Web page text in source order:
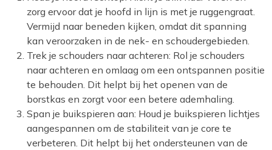
zorg ervoor dat je hoofd in lijn is met je ruggengraat.
Vermijd naar beneden kijken, omdat dit spanning
kan veroorzaken in de nek- en schoudergebieden.
Trek je schouders naar achteren: Rol je schouders
naar achteren en omlaag om een ontspannen positie
te behouden. Dit helpt bij het openen van de
borstkas en zorgt voor een betere ademhaling.
Span je buikspieren aan: Houd je buikspieren lichtjes
aangespannen om de stabiliteit van je core te
verbeteren. Dit helpt bij het ondersteunen van de